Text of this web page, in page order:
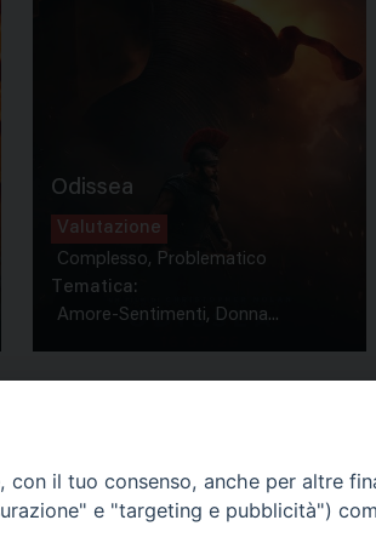
Odissea
Valutazione
Complesso, Problematico
Tematica:
Amore-Sentimenti, Donna...
& Info
il tuo consenso, anche per altre
e "targeting e pubblicità")